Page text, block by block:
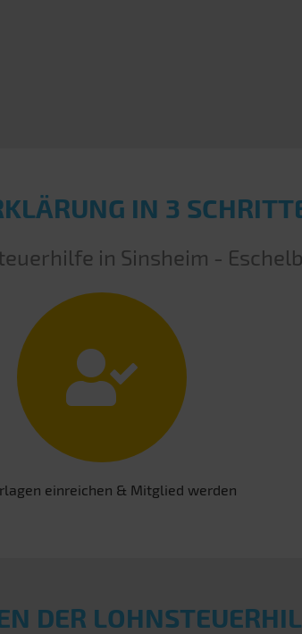
IN 3
in Sinsheim -
einreichen & Mitglied werden
DER